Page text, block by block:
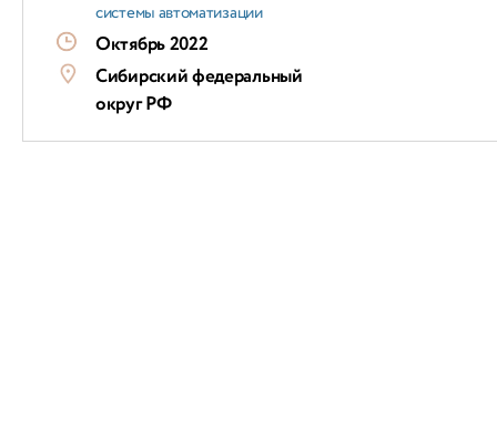
системы автоматизации
Октябрь 2022
Сибирский федеральный
округ РФ